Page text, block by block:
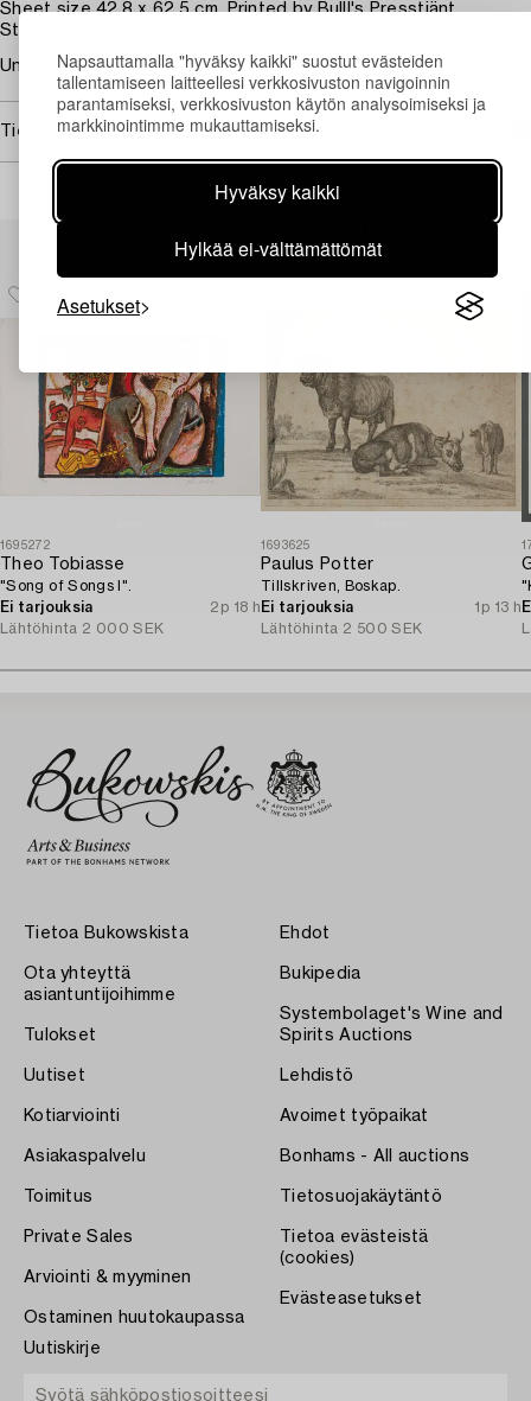
Napsauttamalla "hyväksy kaikki" suostut evästeiden
tallentamiseen laitteellesi verkkosivuston navigoinnin
parantamiseksi, verkkosivuston käytön analysoimiseksi ja
markkinointimme mukauttamiseksi.
Hyväksy kaikki
Hylkää ei-välttämättömät
Asetukset
Sheet size 42.8 x 62.5 cm. Printed by Bulll's Presstjänt,
Stockholm.
Unframed.
Tietoa ostamisesta
1695272
Theo Tobiasse
"Song of Songs I".
Ei tarjouksia
2p 18 h
Lähtöhinta 2 000 SEK
1693625
Paulus Potter
Tillskriven, Boskap.
Ei tarjouksia
1p 13 h
Lähtöhinta 2 500 SEK
Tietoa Bukowskista
Ota yhteyttä
asiantuntijoihimme
Tulokset
Uutiset
Kotiarviointi
Asiakaspalvelu
Toimitus
Private Sales
Arviointi & myyminen
Ostaminen huutokaupassa
Ehdot
Bukipedia
Systembolaget's Wine and
Spirits Auctions
Lehdistö
Avoimet työpaikat
Bonhams - All auctions
Tietosuojakäytäntö
Tietoa evästeistä
(cookies)
Evästeasetukset
Uutiskirje